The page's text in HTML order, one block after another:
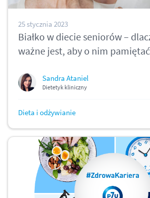
25 stycznia 2023
Białko w diecie seniorów –
ważne jest, aby o nim
Sandra Ataniel
Dietetyk kliniczny
Dieta i odżywianie